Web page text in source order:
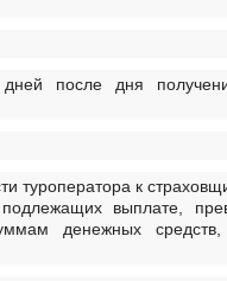
после дня
туроператора к
выплате,
денежных